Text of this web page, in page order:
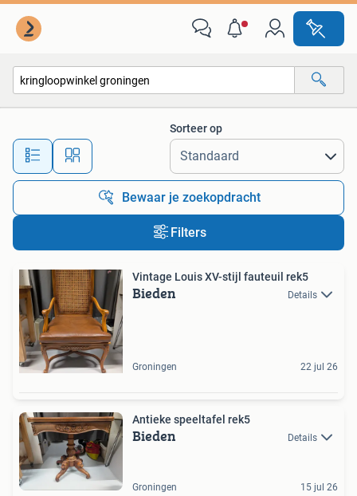
Alle afstanden…
Sorteer op
Bewaar je zoekopdracht
Filters
Vintage Louis XV-stijl fauteuil rek5
Bieden Details
Groningen 22 jul 26
Antieke speeltafel rek5
Bieden Details
Groningen 15 jul 26